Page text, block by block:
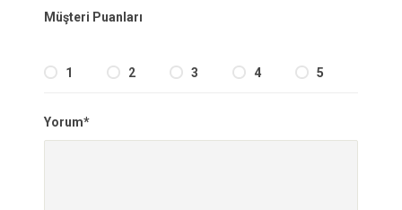
Müşteri Puanları
1 2 3 4 5
Yorum*